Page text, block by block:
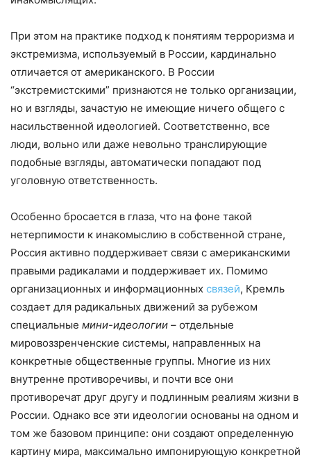
При этом на практике подход к понятиям терроризма и
экстремизма, используемый в России, кардинально
отличается от американского. В России
“экстремистскими” признаются не только организации,
но и взгляды, зачастую не имеющие ничего общего с
насильственной идеологией. Соответственно, все
люди, вольно или даже невольно транслирующие
подобные взгляды, автоматически попадают под
уголовную ответственность.
Особенно бросается в глаза, что на фоне такой
нетерпимости к инакомыслию в собственной стране,
Россия активно поддерживает связи с американскими
правыми радикалами и поддерживает их. Помимо
организационных и информационных связей, Кремль
создает для радикальных движений за рубежом
специальные мини-идеологии – отдельные
мировоззренченские системы, направленных на
конкретные общественные группы. Многие из них
внутренне противоречивы, и почти все они
противоречат друг другу и подлинным реалиям жизни в
России. Однако все эти идеологии основаны на одном и
том же базовом принципе: они создают определенную
картину мира, максимально импонирующую конкретной